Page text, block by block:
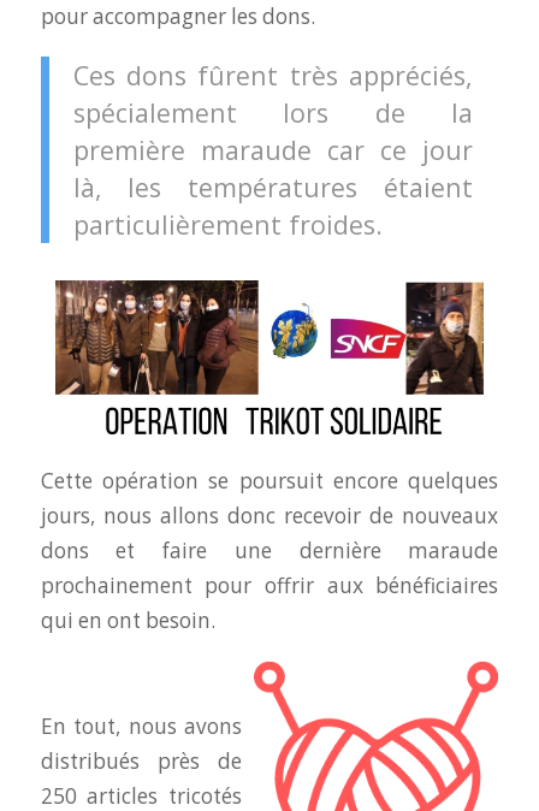
pour accompagner les dons.
Ces dons fûrent très appréciés,
spécialement lors de la
première maraude car ce jour
là, les températures étaient
particulièrement froides.
Cette opération se poursuit encore quelques
jours, nous allons donc recevoir de nouveaux
dons et faire une dernière maraude
prochainement pour offrir aux bénéficiaires
qui en ont besoin.
En tout, nous avons
distribués près de
250 articles tricotés